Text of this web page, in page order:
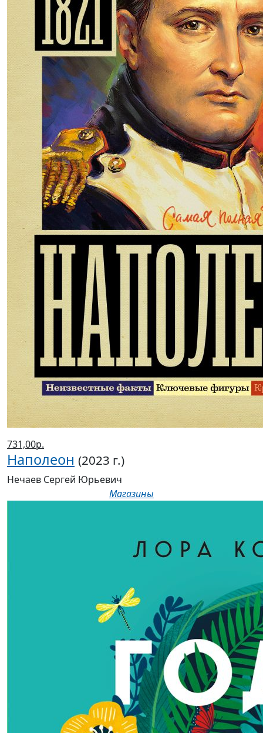
731,00р.
Наполеон (2023 г.)
Нечаев Сергей Юрьевич
Магазины